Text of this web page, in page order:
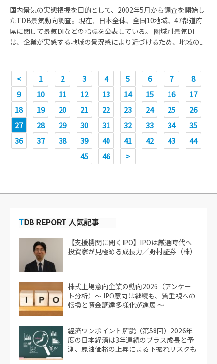
国内景気の実態把握を目的として、2002年5月から調査を開始し
たTDB景気動向調査。現在、日本全体、全国10地域、47都道府
県に関して景気DIなどの指標を公表している。 圏域別景気DI
は、企業が実感する地域の景況感により近づけるため、地域の...
< 1 2 3 4 5 6 7
8
9
10 11 12 13 14 15 16
17
18
19 20 21 22 23 24 25
26
27
28 29 30 31 32 33 34
35
36
37 38 39 40 41 42 43
44
45
46 >
【支援機関に聞くIPO】IPOは厳選時代へ
投資家が見極める成長力／野村証券（株）
株式上場意向企業の動向2026（アンケー
ト分析）～ IPO意向は継続も、質重視への
転換と資金調達多様化が進展 ～
経済ワンポイント解説（第58回）2026年
度の日本経済は3年連続のプラス成長と予
測、原油価格の上昇による下振れリスクも